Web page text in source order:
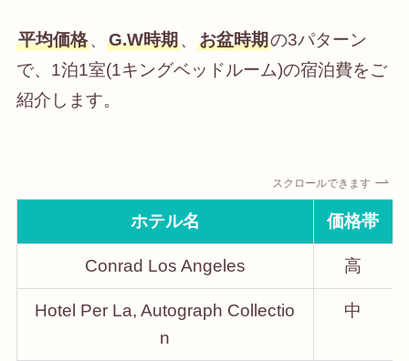
平均価格、 G.W時期、 お盆時期の3パターン
で、1泊1室(1キングベッドルーム)の宿泊費をご
紹介します。
スクロールできます
ホテル名 価格帯
Conrad Los Angeles 高
Hotel Per La, Autograph Collectio
n
中